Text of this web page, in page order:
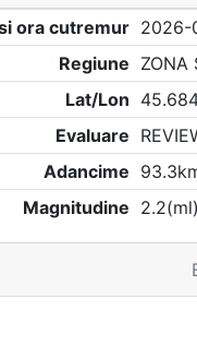
ora cutremur 2026-
Regiune ZONA
Lat/Lon
Evaluare
Adancime
Magnitudine 2.2(ml)